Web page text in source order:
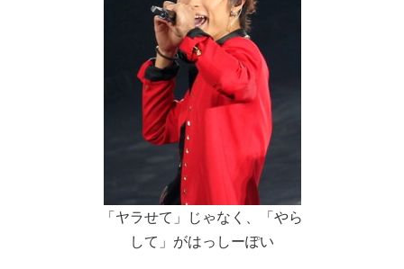
「ヤラせて」じゃなく、「やら
して」がはっしーぽい